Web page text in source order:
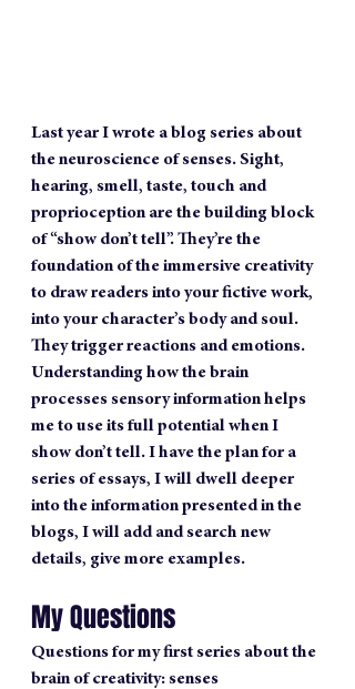
Last year I wrote a blog series about
the neuroscience of senses. Sight,
hearing, smell, taste, touch and
proprioception are the building block
of “show don’t tell”. They’re the
foundation of the immersive creativity
to draw readers into your fictive work,
into your character’s body and soul.
They trigger reactions and emotions.
Understanding how the brain
processes sensory information helps
me to use its full potential when I
show don’t tell. I have the plan for a
series of essays, I will dwell deeper
into the information presented in the
blogs, I will add and search new
details, give more examples.
My Questions
Questions for my first series about the
brain of creativity: senses